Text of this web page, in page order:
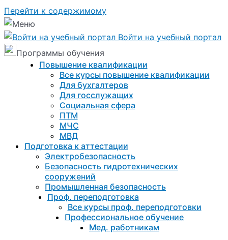
Перейти к содержимому
Войти на учебный портал
Программы обучения
Повышение квалификации
Все курсы повышение квалификации
Для бухгалтеров
Для госслужащих
Социальная сфера
ПТМ
МЧС
МВД
Подготовка к aттестации
Электробезопасность
Безопасность гидротехнических
сооружений
Промышленная безопасность
Проф. переподготовка
Все курсы проф. переподготовки
Профессиональное обучение
Мед. работникам